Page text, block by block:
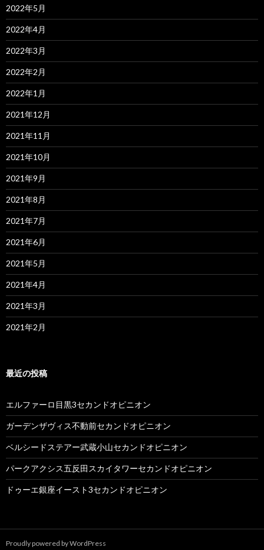
2022年5月
2022年4月
2022年3月
2022年2月
2022年1月
2021年12月
2021年11月
2021年10月
2021年9月
2021年8月
2021年7月
2021年6月
2021年5月
2021年4月
2021年3月
2021年2月
最近の投稿
エルファーロ目黒3セカンドオピニオン
ガーデンザヴィス不動前セカンドオピニオン
ベルシードステアー武蔵小山セカンドオピニオン
パークアクシス五反田スカイタワーセカンドオピニオン
ドゥーエ銀座イースト3セカンドオピニオン
Proudly powered by WordPress